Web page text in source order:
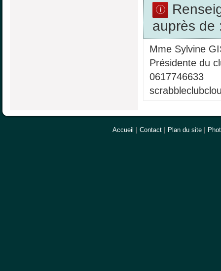
auprès de
Mme Sylvine
Présidente du
0617746633
Accueil Contact Plan du site